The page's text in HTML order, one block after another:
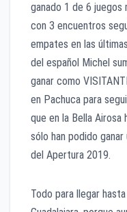
ganado 1 de 6 juegos
con 3 encuentros
empates en las
del español Michel
ganar como
en Pachuca para
que en la Bella Airosa
sólo han podido
del Apertura 2019.
Todo para llegar